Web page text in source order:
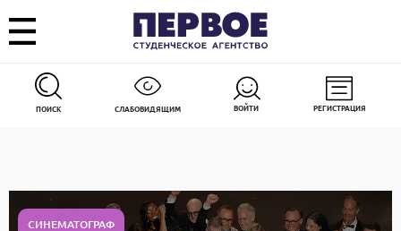
ПОИСК СЛАБОВИДЯЩИМ ВОЙТИ РЕГИСТРАЦИЯ
СИНЕМАТОГРАФ